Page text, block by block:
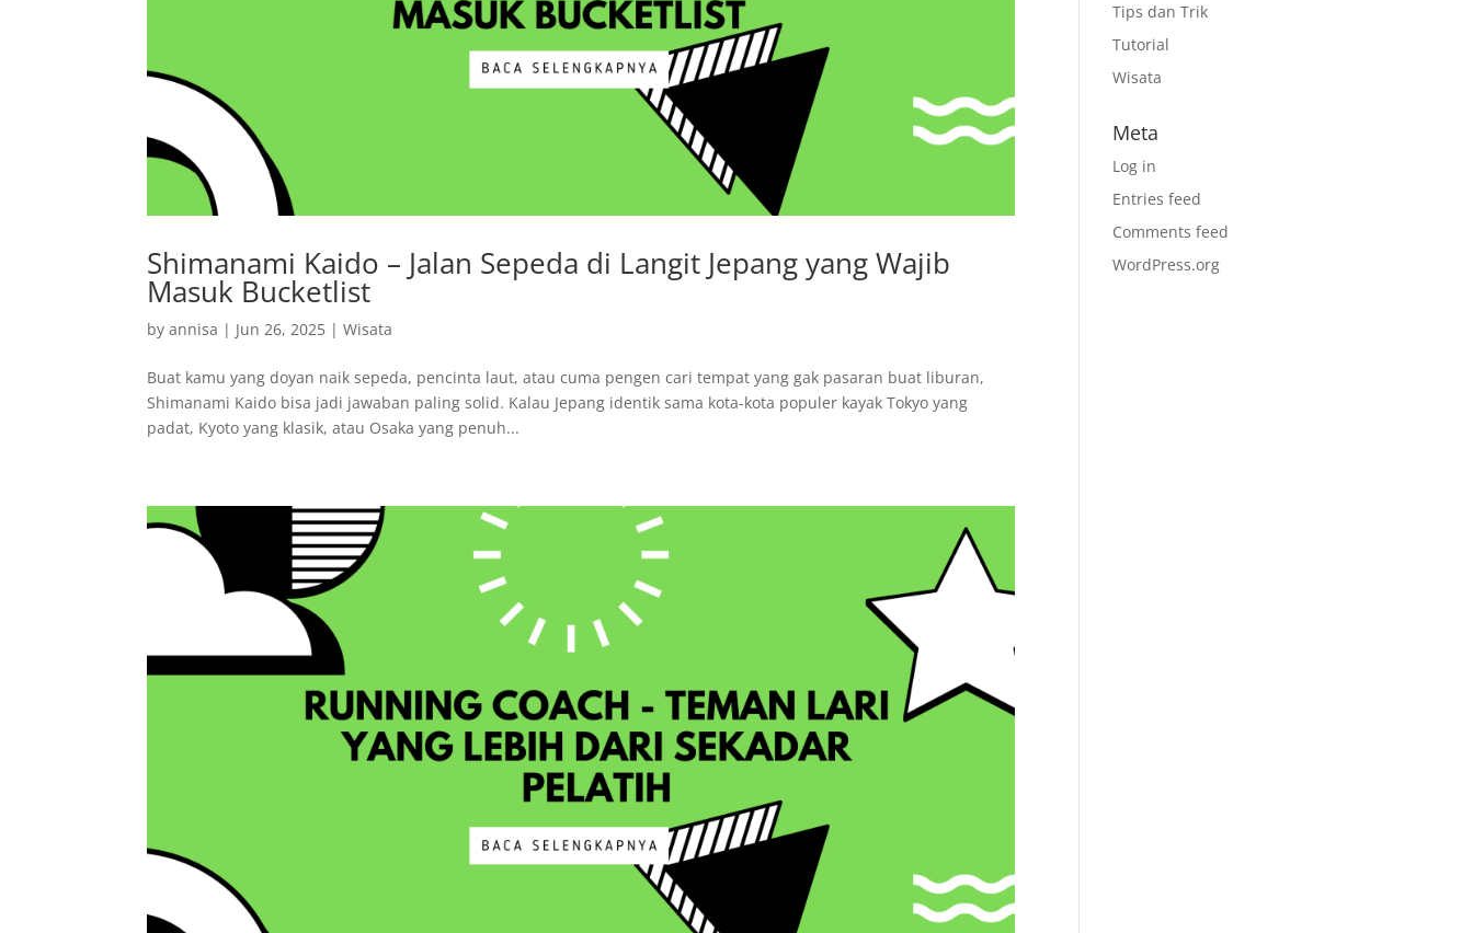
Shimanami Kaido – Jalan Sepeda di Langit Jepang yang Wajib
Masuk Bucketlist
byannisa | Jun 26, 2025 |Wisata
Buat kamu yang doyan naik sepeda, pencinta laut, atau cuma pengen cari tempat yang gak pasaran buat liburan,
Shimanami Kaido bisa jadi jawaban paling solid. Kalau Jepang identik sama kota-kota populer kayak Tokyo yang
padat, Kyoto yang klasik, atau Osaka yang penuh...
Tips dan Trik
Tutorial
Wisata
Meta
Log in
Entries feed
Comments feed
WordPress.org